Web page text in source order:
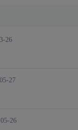
26
27
26